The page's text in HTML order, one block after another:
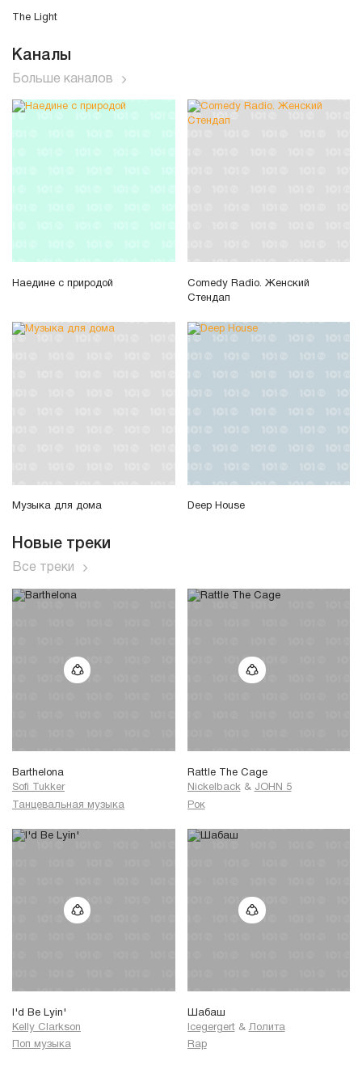
The Light
Каналы
Больше каналов
Наедине с природой
Comedy Radio. Женский
Стендап
Музыка для дома Deep House
Новые треки
Все треки
Barthelona
Sofi Tukker
Танцевальная музыка
Rattle The Cage
Nickelback & JOHN 5
Рок
I'd Be Lyin'
Kelly Clarkson
Поп музыка
Шабаш
Icegergert & Лолита
Rap